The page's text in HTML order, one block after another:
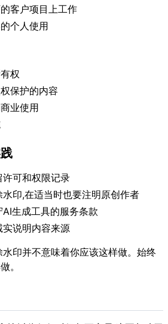
客户项目上工作
个人使用
权
保护的内容
业使用
许可和权限记录
水印,在适当时也要注明原创作者
AI生成工具的服务条款
实说明内容来源
印并不意味着你应该这样做。始终
。